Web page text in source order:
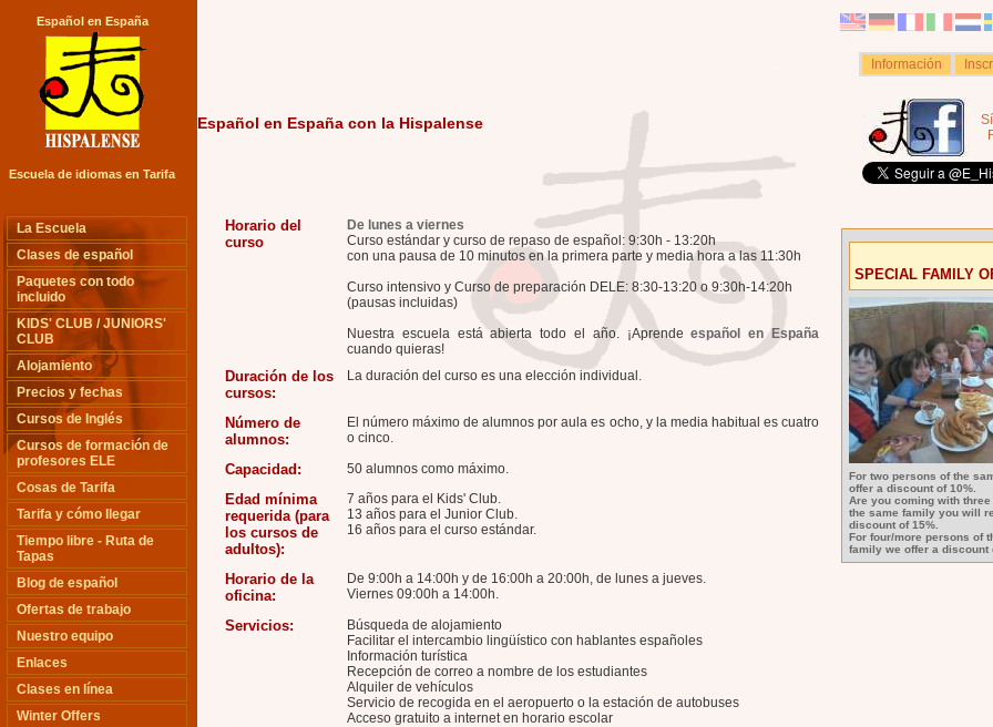
Español en España
Escuela de idiomas en Tarifa
Español en España con la Hispalense
Información
Horario del
curso
De lunes a viernes
Curso estándar y curso de repaso de español: 9:30h - 13:20h
con una pausa de 10 minutos en la primera parte y media hora a las 11:30h
Curso intensivo y Curso de preparación DELE: 8:30-13:20 o 9:30h-14:20h
(pausas incluidas)
Nuestra escuela está abierta todo el año. ¡Aprendeespañol en España
cuando quieras!
Duración de los
cursos:
La duración del curso es una elección individual.
Número de
alumnos:
El número máximo de alumnos por aula es ocho, y la media habitual es cuatro
o cinco.
Capacidad: 50 alumnos como máximo.
Edad mínima
requerida (para
los cursos de
adultos):
7 años para el Kids' Club.
13 años para el Junior Club.
16 años para el curso estándar.
Horario de la
oficina:
De 9:00h a 14:00h y de 16:00h a 20:00h, de lunes a jueves.
Viernes 09:00h a 14:00h.
Servicios:
Búsqueda de alojamiento
Facilitar el intercambio lingüístico con hablantes españoles
Información turística
Recepción de correo a nombre de los estudiantes
Alquiler de vehículos
Servicio de recogida en el aeropuerto o la estación de autobuses
Acceso gratuito a internet en horario escolar
La Escuela
Clases de español
Paquetes con todo
incluido
KIDS' CLUB / JUNIORS'
CLUB
Alojamiento
Precios y fechas
Cursos de Inglés
Cursos de formación de
profesores ELE
Cosas de Tarifa
Tarifa y cómo llegar
Tiempo libre - Ruta de
Tapas
Blog de español
Ofertas de trabajo
Nuestro equipo
Enlaces
Clases en línea
Winter Offers
SPECIAL FAMILY
For two persons of the
offer a discount of 10%.
Are you coming with
the same family you will
discount of 15%.
For four/more persons of
family we offer a discount